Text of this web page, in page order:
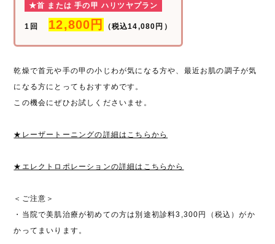
★首 または 手の甲 ハリツヤプラン
1回 12,800円 （税込14,080円）
乾燥で首元や手の甲の小じわが気になる方や、最近お肌の調子が気
になる方にとってもおすすめです。
この機会にぜひお試しくださいませ。
★レーザートーニングの詳細はこちらから
★エレクトロポレーションの詳細はこちらから
＜ご注意＞
・当院で美肌治療が初めての方は別途初診料3,300円（税込）がか
かってまいります。